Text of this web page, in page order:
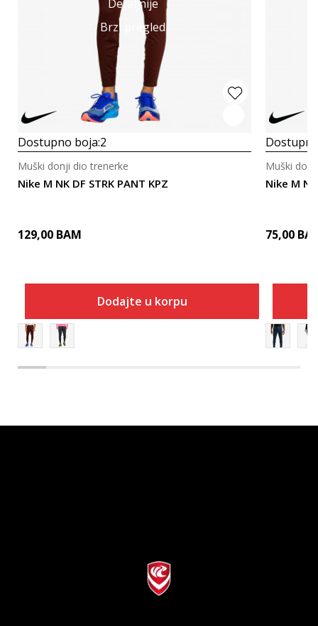
Detaljnije
Brzi pregled
Dostupno boja:2
Nike M NK DF STRK PANT KPZ
Muški donji dio trenerke
129,00 BAM
Dodajte u korpu
Nike M
Muški
75,00